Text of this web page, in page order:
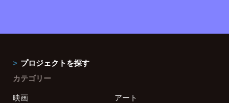
プロジェクトを探す
カテゴリー
映画
アート